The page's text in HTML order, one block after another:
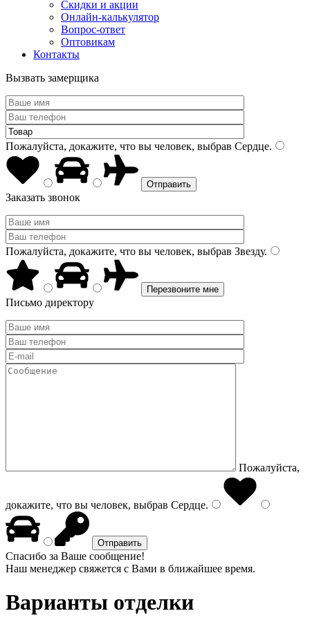
Скидки и акции
Онлайн-калькулятор
Вопрос-ответ
Оптовикам
Контакты
Вызвать замерщика
Пожалуйста, докажите, что вы человек, выбрав Сердце.
Заказать звонок
Пожалуйста, докажите, что вы человек, выбрав Звезду.
Письмо директору
Пожалуйста,
докажите, что вы человек, выбрав Сердце.
Спасибо за Ваше сообщение!
Наш менеджер свяжется с Вами в ближайшее время.
Варианты отделки